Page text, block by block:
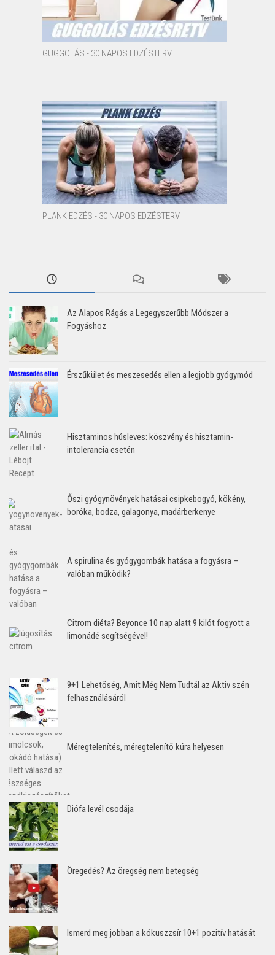
GUGGOLÁS - 30 NAPOS EDZÉSTERV
PLANK EDZÉS - 30 NAPOS EDZÉSTERV
Az Alapos Rágás a Legegyszerűbb Módszer a
Fogyáshoz
Érszűkület és meszesedés ellen a legjobb gyógymód
Hisztaminos húsleves: köszvény és hisztamin-
intolerancia esetén
Őszi gyógynövények hatásai csipkebogyó, kökény,
boróka, bodza, galagonya, madárberkenye
A spirulina és gyógygombák hatása a fogyásra –
valóban működik?
Citrom diéta? Beyonce 10 nap alatt 9 kilót fogyott a
limonádé segítségével!
9+1 Lehetőség, Amit Még Nem Tudtál az Aktiv szén
felhasználásáról
Méregtelenítés, méregtelenítő kúra helyesen
Diófa levél csodája
Öregedés? Az öregség nem betegség
Ismerd meg jobban a kókuszzsír 10+1 pozitív hatását